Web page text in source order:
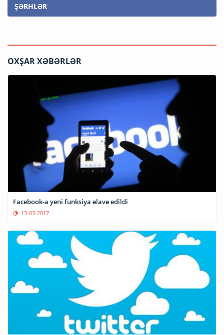
ŞƏRHLƏR
OXŞAR XƏBƏRLƏR
Facebook-a yeni funksiya əlavə edildi
13-03-2017